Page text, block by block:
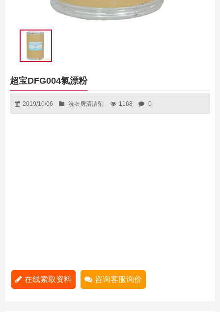
超宝DFG004氯漂粉
2019/10/06 洗衣房清洁剂 1168 0
在线索取资料 咨询客服询价